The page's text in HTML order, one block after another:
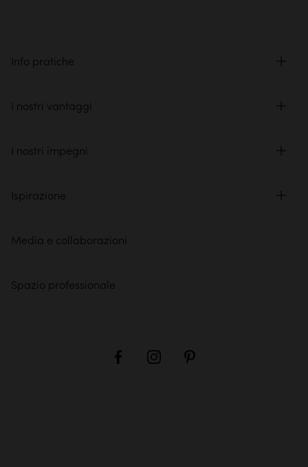
Info pratiche
I nostri vantaggi
I nostri impegni
Ispirazione
Media e collaborazioni
Spazio professionale